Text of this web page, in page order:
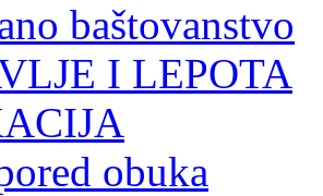
baštovanstvo
I LEPOTA
obuka